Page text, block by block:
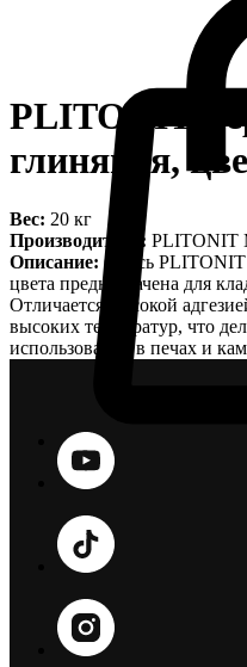
PLITONIT
глиняная,
Вес: 20 кг
Производитель: PLITONIT
Описание: Смесь PLITONIT
цвета предназначена для
Отличается высокой
высоких температур, что
использования в печах и